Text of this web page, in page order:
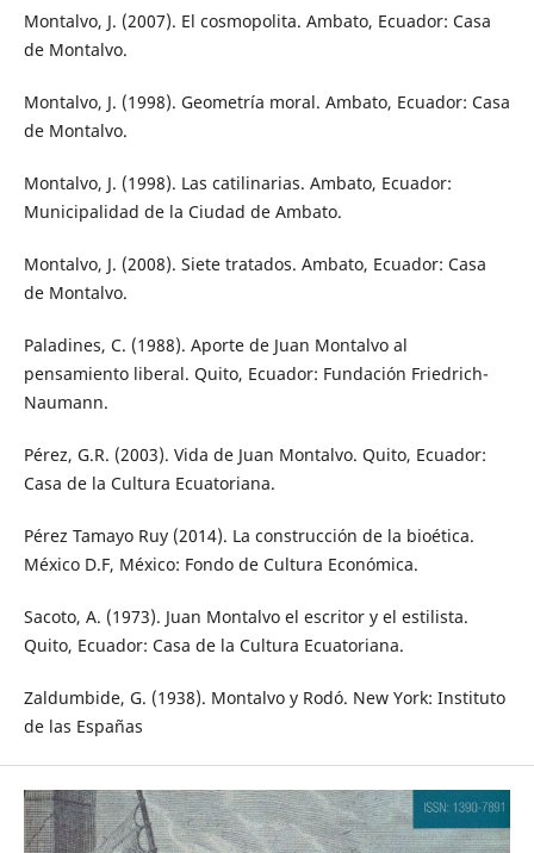
Montalvo, J. (2007). El cosmopolita. Ambato, Ecuador: Casa
de Montalvo.
Montalvo, J. (1998). Geometría moral. Ambato, Ecuador: Casa
de Montalvo.
Montalvo, J. (1998). Las catilinarias. Ambato, Ecuador:
Municipalidad de la Ciudad de Ambato.
Montalvo, J. (2008). Siete tratados. Ambato, Ecuador: Casa
de Montalvo.
Paladines, C. (1988). Aporte de Juan Montalvo al
pensamiento liberal. Quito, Ecuador: Fundación Friedrich-
Naumann.
Pérez, G.R. (2003). Vida de Juan Montalvo. Quito, Ecuador:
Casa de la Cultura Ecuatoriana.
Pérez Tamayo Ruy (2014). La construcción de la bioética.
México D.F, México: Fondo de Cultura Económica.
Sacoto, A. (1973). Juan Montalvo el escritor y el estilista.
Quito, Ecuador: Casa de la Cultura Ecuatoriana.
Zaldumbide, G. (1938). Montalvo y Rodó. New York: Instituto
de las Españas